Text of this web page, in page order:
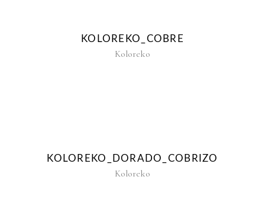
KOLOREKO_COBRE
Koloreko
KOLOREKO_DORADO_COBRIZO
Koloreko